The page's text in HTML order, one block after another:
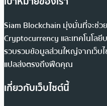
Siam Blockchain มุ่งมั่นที่จะช่ว
Cryptocurrency และเทคโนโล
รวบรวมข้อมูลส่วนใหญ่จากเว็บไ
แปลส่งตรงถึงฟีดคุณ
เกี่ยวกับเว็บไซต์นี้